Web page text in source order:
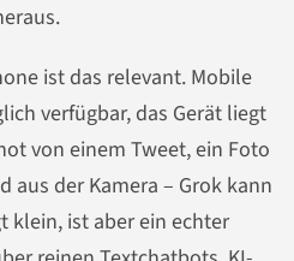
ist das relevant. Mobile
verfügbar, das Gerät liegt
von einem Tweet, ein Foto
aus der Kamera – Grok kann
klein, ist aber ein echter